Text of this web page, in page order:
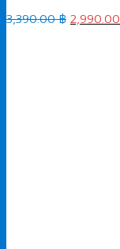
3,390.00฿ Original
2,990.00